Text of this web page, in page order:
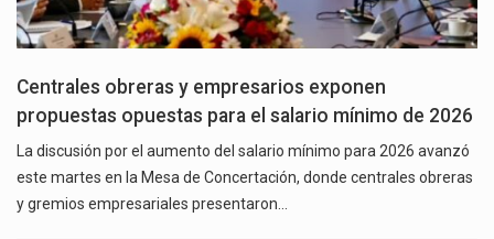
Centrales obreras y empresarios exponen
propuestas opuestas para el salario mínimo de 2026
La discusión por el aumento del salario mínimo para 2026 avanzó
este martes en la Mesa de Concertación, donde centrales obreras
y gremios empresariales presentaron…